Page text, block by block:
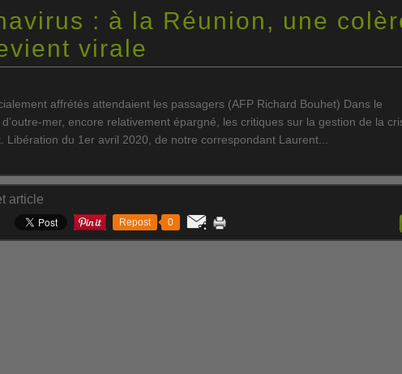
: à la Réunion, une
virale
affrétés attendaient les passagers (AFP Richard Bouhet) Dans le
mer, encore relativement épargné, les critiques sur la gestion de la
Libération du 1er avril 2020, de notre correspondant Laurent...
article
Repost 0